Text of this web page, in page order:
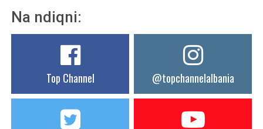
Na ndiqni:
Top Channel @topchannelalbania